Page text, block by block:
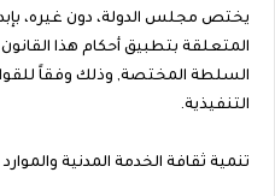
يختص مجلس الدولة، دون غيره،
المتعلقة بتطبيق أحكام هذا
السلطة المختصة, وذلك وفقاً
التنفيذية.
تنمية ثقافة الخدمة المدنية